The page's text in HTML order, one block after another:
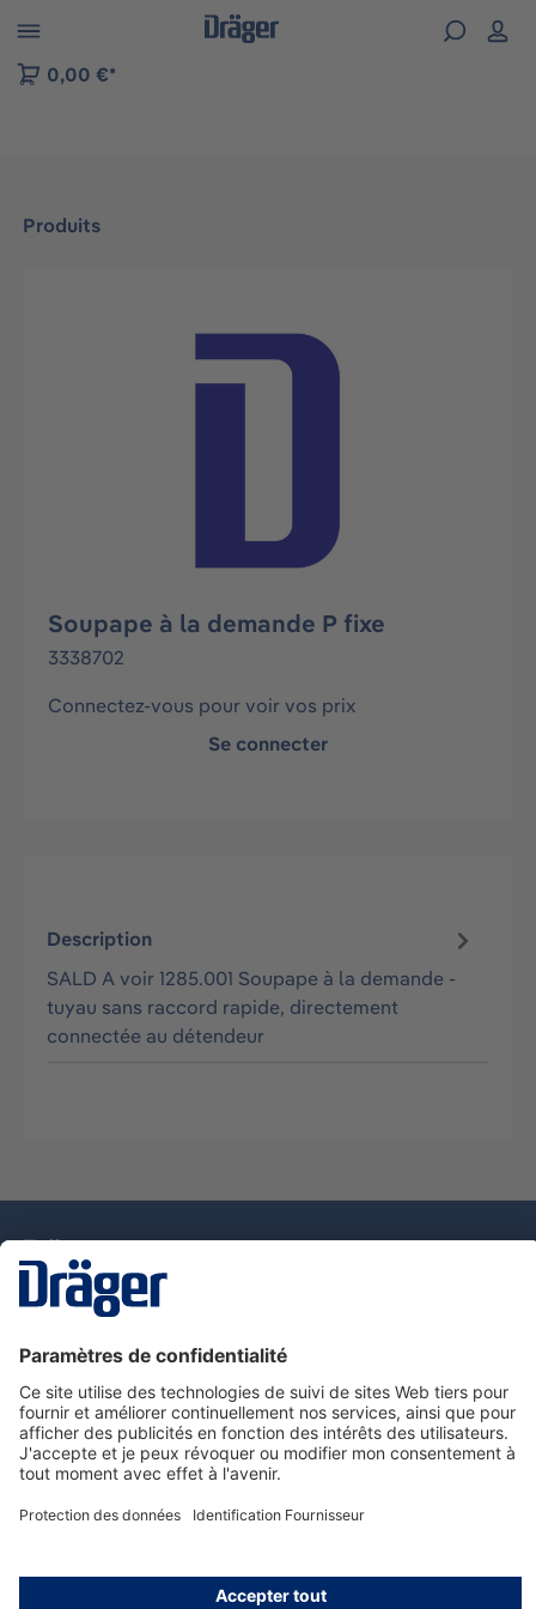
to B2B platform navigation
0,00 €*
Produits
Ignorer la galerie d'images
Soupape à la demande P fixe
3338702
Connectez-vous pour voir vos prix
Se connecter
Description
SALD A voir 1285.001 Soupape à la demande -
tuyau sans raccord rapide, directement
connectée au détendeur
Nous contacter
Service de e-commande Dräger
Informations sur les produits
© Dräger France SAS, 2024